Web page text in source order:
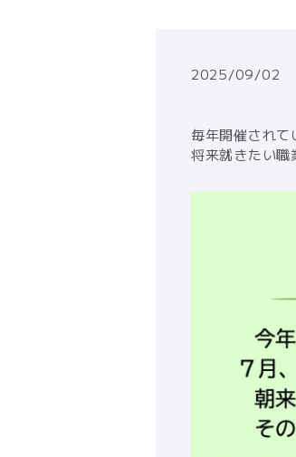
2025/09/02
毎年開催され
将来就きたい職